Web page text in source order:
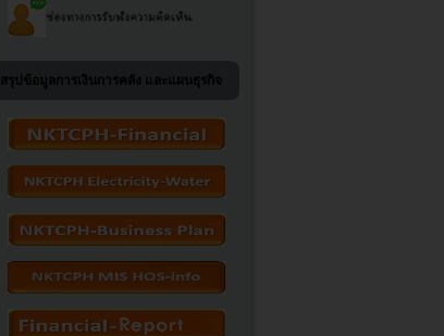
สรุปข้อมูลการเงินการคลัง และแผนธุรกิจ